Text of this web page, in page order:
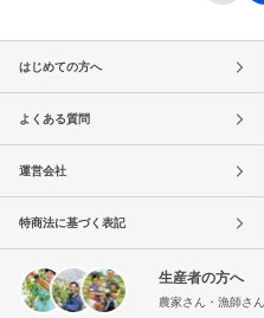
はじめての方へ
よくある質問
運営会社
特商法に基づく表記
生産者の方へ
農家さん・漁師さ